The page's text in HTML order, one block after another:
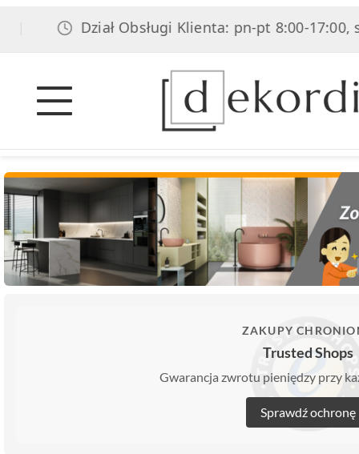
Dział Obsługi Klienta: pn-pt 8:00-17:00, sob
ZAKUPY
Trusted Shops
Gwarancja zwrotu pieniędzy przy
Sprawdź ochronę